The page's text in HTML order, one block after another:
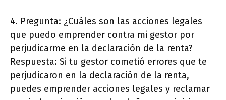
4. Pregunta: ¿Cuáles son las acciones legales
que puedo emprender contra mi gestor por
perjudicarme en la declaración de la renta?
Respuesta: Si tu gestor cometió errores que te
perjudicaron en la declaración de la renta,
puedes emprender acciones legales y reclamar